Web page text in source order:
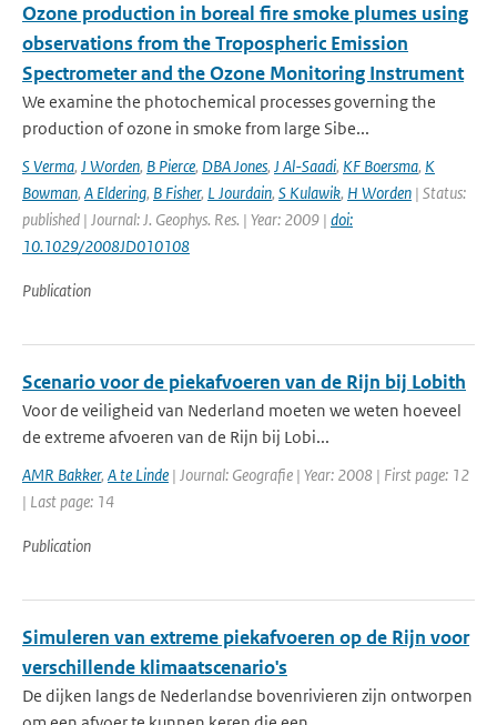
Ozone production in boreal fire smoke plumes using
observations from the Tropospheric Emission
Spectrometer and the Ozone Monitoring Instrument
We examine the photochemical processes governing the
production of ozone in smoke from large Sibe...
S Verma, J Worden, B Pierce, DBA Jones, J Al-Saadi, KF Boersma, K
Bowman, A Eldering, B Fisher, L Jourdain, S Kulawik, H Worden | Status:
published | Journal: J. Geophys. Res. | Year: 2009 | doi:
10.1029/2008JD010108
Publication
Scenario voor de piekafvoeren van de Rijn bij Lobith
Voor de veiligheid van Nederland moeten we weten hoeveel
de extreme afvoeren van de Rijn bij Lobi...
AMR Bakker, A te Linde | Journal: Geografie | Year: 2008 | First page: 12
| Last page: 14
Publication
Simuleren van extreme piekafvoeren op de Rijn voor
verschillende klimaatscenario's
De dijken langs de Nederlandse bovenrivieren zijn ontworpen